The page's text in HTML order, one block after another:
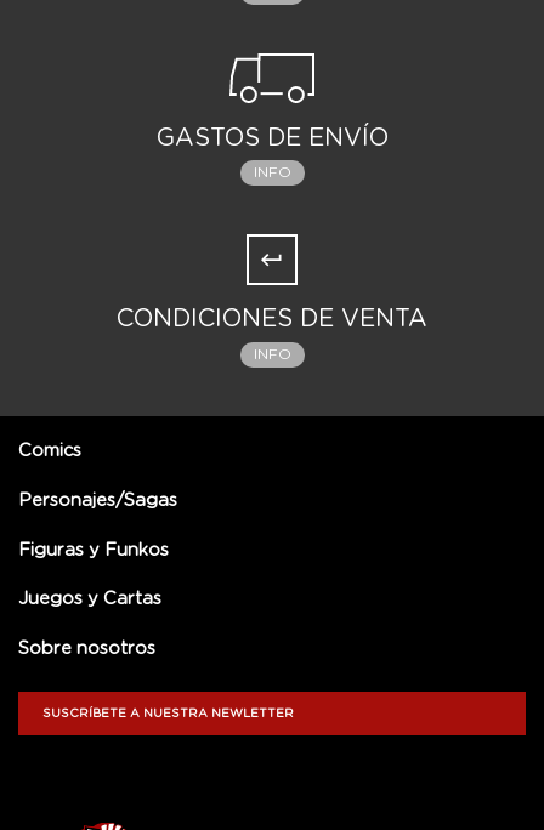
GASTOS DE ENVÍO
INFO
CONDICIONES DE VENTA
INFO
Comics
Personajes/Sagas
Figuras y Funkos
Juegos y Cartas
Sobre nosotros
SUSCRÍBETE A NUESTRA NEWLETTER